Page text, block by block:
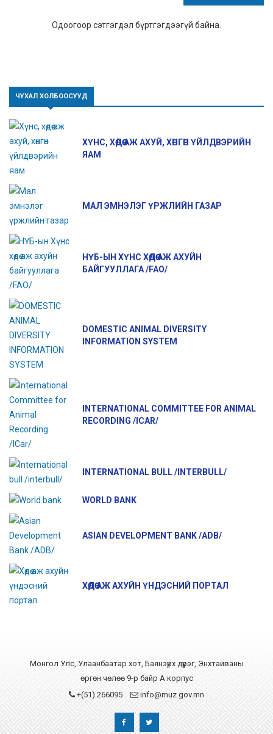
Одоогоор сэтгэгдэл бүртгэгдээгүй байна.
ЧУХАЛ ХОЛБООСУУД
ХҮНС, ХӨДӨӨ АЖ АХУЙ, ХӨНГӨН ҮЙЛДВЭРИЙН
ЯАМ
МАЛ ЭМНЭЛЭГ ҮРЖЛИЙН ГАЗАР
НҮБ-ЫН ХҮНС ХӨДӨӨ АЖ АХУЙН
БАЙГУУЛЛАГА /FAO/
DOMESTIC ANIMAL DIVERSITY
INFORMATION SYSTEM
INTERNATIONAL COMMITTEE FOR ANIMAL
RECORDING /ICAR/
INTERNATIONAL BULL /INTERBULL/
WORLD BANK
ASIAN DEVELOPMENT BANK /ADB/
ХӨДӨӨ АЖ АХУЙН ҮНДЭСНИЙ ПОРТАЛ
Монгол Улс, Улаанбаатар хот, Баянзүрх дүүрэг, Энхтайваны
өргөн чөлөө 9-р байр А корпус
+(51) 266095
info@muz.gov.mn